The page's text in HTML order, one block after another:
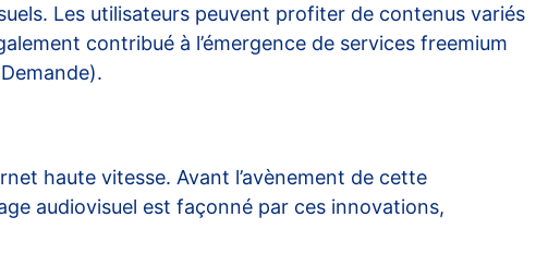
Les utilisateurs peuvent profiter de contenus variés
contribué à l’émergence de services freemium
).
haute vitesse. Avant l’avènement de cette
audiovisuel est façonné par ces innovations,